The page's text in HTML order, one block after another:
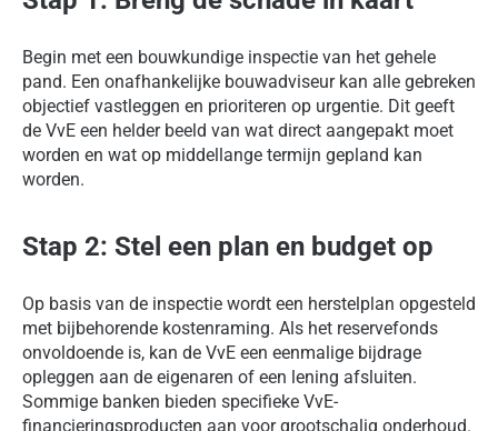
Begin met een bouwkundige inspectie van het gehele
pand. Een onafhankelijke bouwadviseur kan alle gebreken
objectief vastleggen en prioriteren op urgentie. Dit geeft
de VvE een helder beeld van wat direct aangepakt moet
worden en wat op middellange termijn gepland kan
worden.
Stap 2: Stel een plan en budget op
Op basis van de inspectie wordt een herstelplan opgesteld
met bijbehorende kostenraming. Als het reservefonds
onvoldoende is, kan de VvE een eenmalige bijdrage
opleggen aan de eigenaren of een lening afsluiten.
Sommige banken bieden specifieke VvE-
financieringsproducten aan voor grootschalig onderhoud.